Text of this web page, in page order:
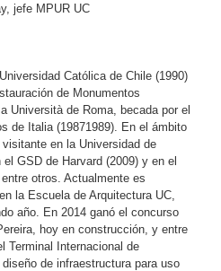
jefe MPUR UC
Católica de Chile (1990)
de Monumentos
Università de Roma, becada por el
de Italia (19871989). En el ámbito
en la Universidad de
GSD de Harvard (2009) y en el
otros. Actualmente es
la Escuela de Arquitectura UC,
año. En 2014 ganó el concurso
hoy en construcción, y entre
Terminal Internacional de
de infraestructura para uso